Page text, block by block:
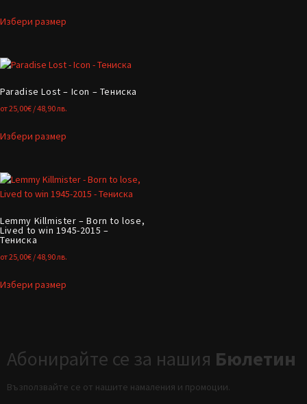
Избери размер
Paradise Lost – Icon – Тениска
от25,00€ / 48,90 лв.
Избери размер
Lemmy Killmister – Born to lose,
Lived to win 1945-2015 –
Тениска
от25,00€ / 48,90 лв.
Избери размер
Абонирайте се за нашия Бюлетин
Възползвайте се от нашите намаления и промоции.